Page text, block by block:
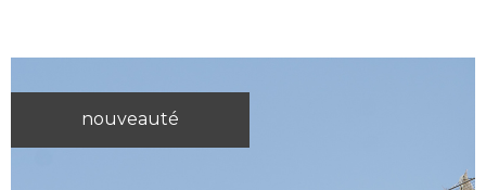
nouveauté